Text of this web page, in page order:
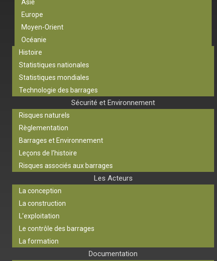
Asie
Europe
Moyen-Orient
Océanie
Histoire
Statistiques nationales
Statistiques mondiales
Technologie des barrages
Sécurité et Environnement
Risques naturels
Règlementation
Barrages et Environnement
Leçons de l’histoire
Risques associés aux barrages
Les Acteurs
La conception
La construction
L’exploitation
Le contrôle des barrages
La formation
Documentation